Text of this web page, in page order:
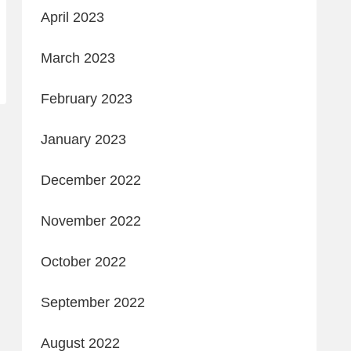
April 2023
March 2023
February 2023
January 2023
December 2022
November 2022
October 2022
September 2022
August 2022